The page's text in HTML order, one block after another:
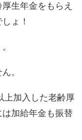
生年金をもらえ
ょ！
。
上加入した老齢厚
加給年金も振替